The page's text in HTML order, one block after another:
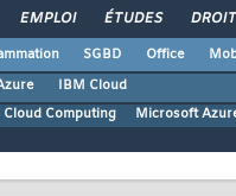
EMPLOI ÉTUDES DROIT
SGBD Office
IBM Cloud
Computing Microsoft